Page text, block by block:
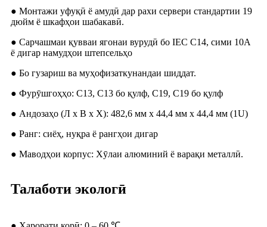
● Монтажи уфуқӣ ё амудӣ дар рахи сервери стандартии 19
дюйм ё шкафҳои шабакавӣ.
● Сарчашмаи қувваи ягонаи вурудӣ бо IEC C14, сими 10A
ё дигар намудҳои штепсельҳо
● Бо гузариш ва муҳофизаткунандаи шиддат.
● Фурӯшгоҳҳо: C13, C13 бо қулф, C19, C19 бо қулф
● Андозаҳо (Л x В x Х): 482,6 мм x 44,4 мм x 44,4 мм (1U)
● Ранг: сиёҳ, нуқра ё рангҳои дигар
● Маводҳои корпус: Хӯлаи алюминий ё варақи металлӣ.
Талаботи экологӣ